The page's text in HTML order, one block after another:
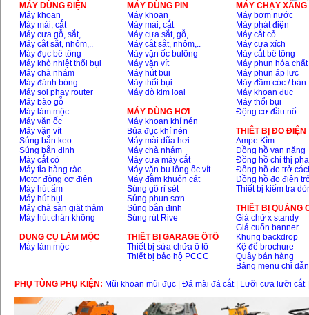
MÁY DÙNG ĐIỆN
Máy khoan
Máy mài, cắt
Máy cưa gỗ, sắt,..
Máy cắt sắt, nhôm,..
Máy đục bê tông
Máy khò nhiệt thổi bụi
Máy chà nhám
Máy đánh bóng
Máy soi phay router
Máy bào gỗ
Máy làm mộc
Máy vặn ốc
Máy vặn vít
Súng bắn keo
Súng bắn đinh
Máy cắt cỏ
Máy tỉa hàng rào
Motor động cơ điện
Máy hút ẩm
Máy hút bụi
Máy chà sàn giặt thảm
Máy hút chân không
DỤNG CỤ LÀM MỘC
Máy làm mộc
MÁY DÙNG PIN
Máy khoan
Máy mài, cắt
Máy cưa sắt, gỗ,..
Máy cắt sắt, nhôm,..
Máy vặn ốc bulông
Máy vặn vít
Máy hút bụi
Máy thổi bụi
Máy dò kim loại
MÁY DÙNG HƠI
Máy khoan khí nén
Búa đục khí nén
Máy mài dũa hơi
Máy chà nhám
Máy cưa máy cắt
Máy vặn bu lông ốc vít
Máy đầm khuôn cát
Súng gõ rỉ sét
Súng phun sơn
Súng bắn đinh
Súng rút Rive
THIÊT BỊ GARAGE ÔTÔ
Thiết bị sửa chữa ô tô
Thiết bị bảo hộ PCCC
MÁY CHẠY
Máy bơm nước
Máy phát điện
Máy cắt cỏ
Máy cưa xích
Máy cắt bê tông
Máy phun hóa chất
Máy phun áp lực
Máy đầm cóc / bàn
Máy khoan đục
Máy thổi bụi
Động cơ đầu nổ
THIÊT BỊ ĐO ĐIỆN
Ampe Kìm
Đồng hồ vạn năng
Đồng hồ chỉ thị pha
Đồng hồ đo trở
Đồng hồ đo điện
Thiết bị kiểm tra
THIỆT BỊ QUẢNG
Giá chữ x standy
Giá cuốn banner
Khung backdrop
Kệ để brochure
Quầy bán hàng
Bảng menu chỉ dẫn
PHỤ TÙNG PHỤ KIỆN: Mũi khoan mũi đục Đá mài đá cắt| Lưỡi cưa lưỡi cắt